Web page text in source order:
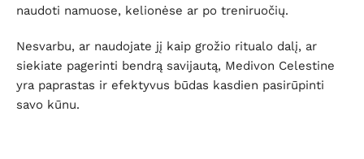
naudoti namuose, kelionėse ar po treniruočių.
Nesvarbu, ar naudojate jį kaip grožio ritualo dalį, ar
siekiate pagerinti bendrą savijautą, Medivon Celestine
yra paprastas ir efektyvus būdas kasdien pasirūpinti
savo kūnu.